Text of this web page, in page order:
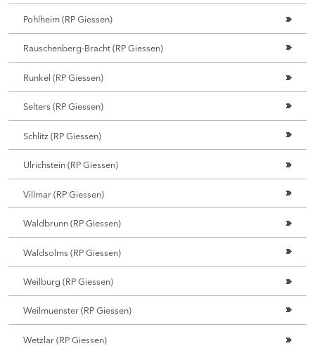
Pohlheim (RP Giessen)
Rauschenberg-Bracht (RP Giessen)
Runkel (RP Giessen)
Selters (RP Giessen)
Schlitz (RP Giessen)
Ulrichstein (RP Giessen)
Villmar (RP Giessen)
Waldbrunn (RP Giessen)
Waldsolms (RP Giessen)
Weilburg (RP Giessen)
Weilmuenster (RP Giessen)
Wetzlar (RP Giessen)